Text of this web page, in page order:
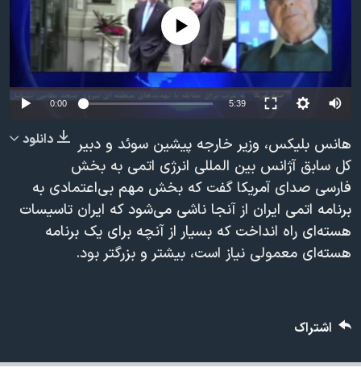
فرهنگ و زندگی
حقوق شهروندی
اقتصادی
علم و فناوری
گالری عکس
آرشیو پخش زنده
مستندها
انتخابات ریاست جمهوری آمریکا ۲۰۲۴
حمله جمهوری اسلامی به اسرائیل
رمز مهسا
اعتراضات زن، زندگی، آزادی
مجموعه مستندهای دادخواهی
تریبونال مردمی آبان ۹۸
دادگاه حمید نوری
اعتراضات مردمی آبان ۹۸
اسرائیل در جنگ
دنبال کنید
No media source currently available
0:00 5:39
دانلود
هانس بلیکس، وزیر خارجه پیشین سوئد و دبیر
کل سابق آژانس بین المللی انرژی اتمی به بخش
فارسی صدای آمریکا گفت که بخش مهم بی‌اعتمادی به
برنامه اتمی ایران از آنجا ناشی می‌شود که ایران تاسیسات
هسته‌ای راه انداخت که بسیار از آنچه برای یک برنامه
هسته‌ای معمولی نیاز است، بیشتر و بزرگتر بود.
اشتراک